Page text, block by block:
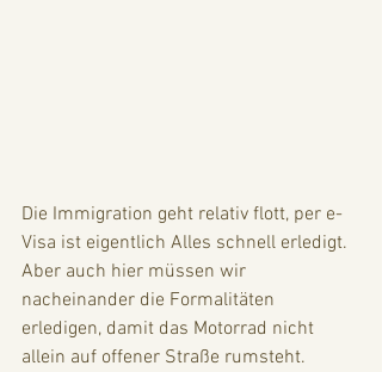
Die Immigration geht relativ flott, per e-
Visa ist eigentlich Alles schnell erledigt.
Aber auch hier müssen wir
nacheinander die Formalitäten
erledigen, damit das Motorrad nicht
allein auf offener Straße rumsteht.